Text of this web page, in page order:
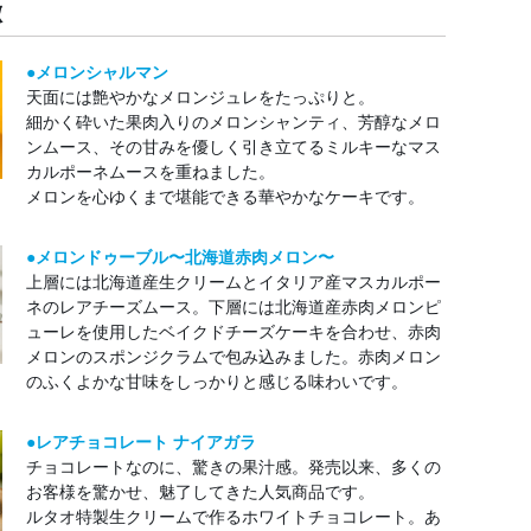
●メロンシャルマン
天面には艶やかなメロンジュレをたっぷりと。
細かく砕いた果肉入りのメロンシャンティ、芳醇なメロ
ンムース、その甘みを優しく引き立てるミルキーなマス
カルポーネムースを重ねました。
メロンを心ゆくまで堪能できる華やかなケーキです。
●メロンドゥーブル〜北海道赤肉メロン〜
上層には北海道産生クリームとイタリア産マスカルポー
ネのレアチーズムース。下層には北海道産赤肉メロンピ
ューレを使用したベイクドチーズケーキを合わせ、赤肉
メロンのスポンジクラムで包み込みました。赤肉メロン
のふくよかな甘味をしっかりと感じる味わいです。
●レアチョコレート ナイアガラ
チョコレートなのに、驚きの果汁感。発売以来、多くの
お客様を驚かせ、魅了してきた人気商品です。
ルタオ特製生クリームで作るホワイトチョコレート。あ